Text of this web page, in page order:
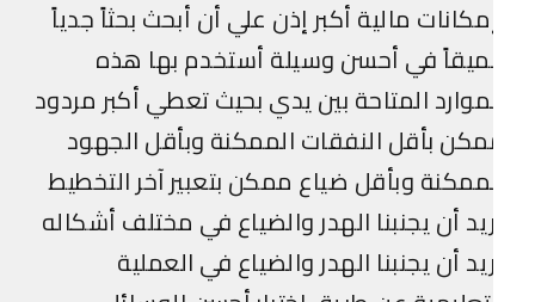
مالية أكبر إذن علي أن أبحث بحثاً جدياً
في أحسن وسيلة أستخدم بها هذه
المتاحة بين يدي بحيث تعطي أكبر مردود
بأقل النفقات الممكنة وبأقل الجهود
وبأقل ضياع ممكن بتعبير آخر التخطيط
أن يجنبنا الهدر والضياع في مختلف أشكاله
أن يجنبنا الهدر والضياع في العملية